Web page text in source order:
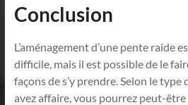
Conclusion
L’aménagement d’une pente raide
difficile, mais il est possible de le
façons de s’y prendre. Selon le
avez affaire, vous pourrez peut-